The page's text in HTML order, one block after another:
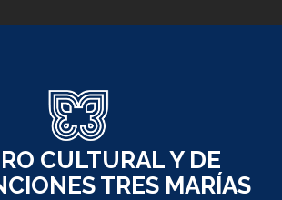
CULTURAL Y DE
TRES MARÍAS